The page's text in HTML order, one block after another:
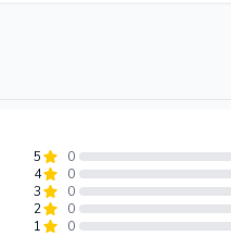
5
0
4
0
3
0
2
0
1
0